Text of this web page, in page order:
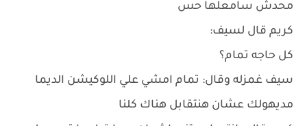
محدش سامعلها حس
كريم قال لسيف:
كل حاجه تمام؟
سيف غمزله وقال: تمام امشي علي اللوكيشن الديما
مديهولك عشان هنتقابل هناك كلنا